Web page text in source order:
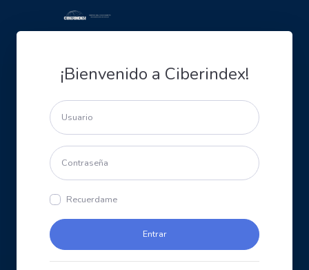
¡Bienvenido a Ciberindex!
Recuerdame